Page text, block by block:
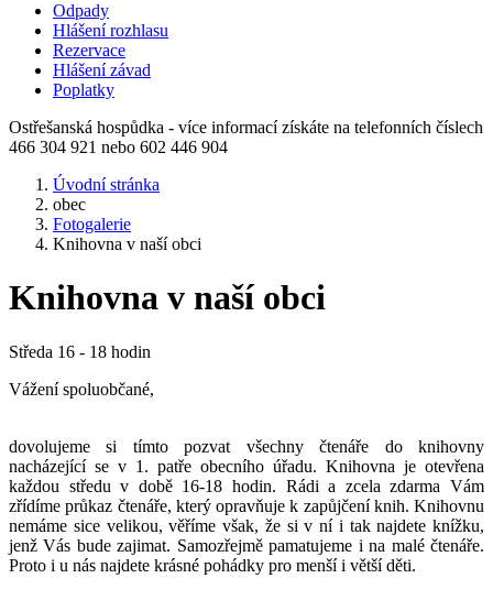
Odpady
Hlášení rozhlasu
Rezervace
Hlášení závad
Poplatky
Ostřešanská hospůdka - více informací získáte na telefonních číslech
466 304 921 nebo 602 446 904
Úvodní stránka
obec
Fotogalerie
Knihovna v naší obci
Knihovna v naší obci
Středa 16 - 18 hodin
Vážení spoluobčané,
dovolujeme si tímto pozvat všechny čtenáře do knihovny
nacházející se v 1. patře obecního úřadu. Knihovna je otevřena
každou středu v době 16-18 hodin. Rádi a zcela zdarma Vám
zřídíme průkaz čtenáře, který opravňuje k zapůjčení knih. Knihovnu
nemáme sice velikou, věříme však, že si v ní i tak najdete knížku,
jenž Vás bude zajimat. Samozřejmě pamatujeme i na malé čtenáře.
Proto i u nás najdete krásné pohádky pro menší i větší děti.